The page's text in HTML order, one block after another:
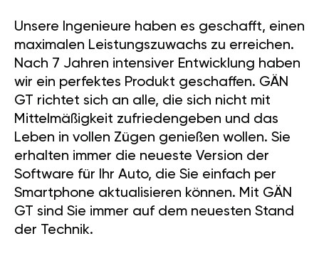
Unsere Ingenieure haben es geschafft, einen
maximalen Leistungszuwachs zu erreichen.
Nach 7 Jahren intensiver Entwicklung haben
wir ein perfektes Produkt geschaffen. GÄN
GT richtet sich an alle, die sich nicht mit
Mittelmäßigkeit zufriedengeben und das
Leben in vollen Zügen genießen wollen. Sie
erhalten immer die neueste Version der
Software für Ihr Auto, die Sie einfach per
Smartphone aktualisieren können. Mit GÄN
GT sind Sie immer auf dem neuesten Stand
der Technik.